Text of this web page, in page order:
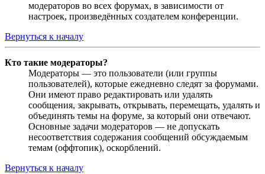
модераторов во всех форумах, в зависимости от
настроек, произведённых создателем конференции.
Вернуться к началу
Кто такие модераторы?
Модераторы — это пользователи (или группы
пользователей), которые ежедневно следят за форумами.
Они имеют право редактировать или удалять
сообщения, закрывать, открывать, перемещать, удалять и
объединять темы на форуме, за который они отвечают.
Основные задачи модераторов — не допускать
несоответствия содержания сообщений обсуждаемым
темам (оффтопик), оскорблений.
Вернуться к началу